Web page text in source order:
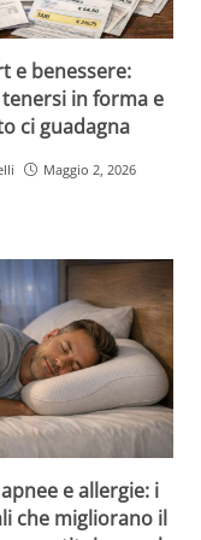
e benessere:
in forma e
ci guadagna
Maggio 2, 2026
e allergie: i
che migliorano il